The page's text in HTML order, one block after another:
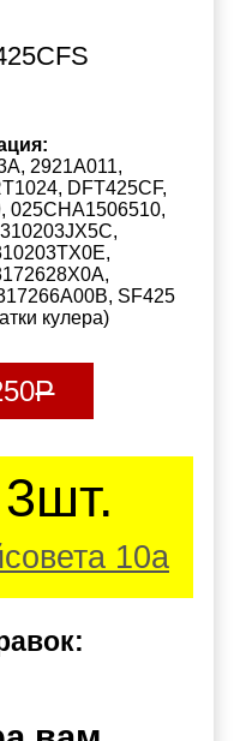
2921A011,
DFT425CF,
025CHA1506510,
SF425
кулера)
Р
3шт.
10а